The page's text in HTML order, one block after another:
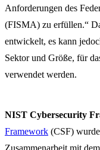
Anforderungen des
(FISMA) zu erfüllen.“
entwickelt, es kann
Sektor und Größe, für
verwendet werden.
NIST Cybersecurity
Framework (CSF)
Zusammenarbeit mit